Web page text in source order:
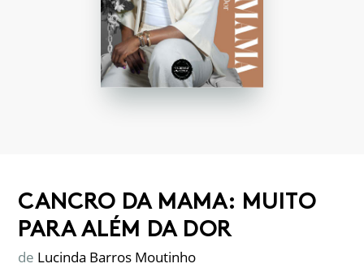
CANCRO DA MAMA: MUITO
PARA ALÉM DA DOR
de Lucinda Barros Moutinho